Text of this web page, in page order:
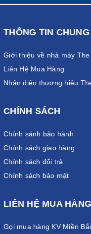
THÔNG TIN CHUNG
Giới thiệu về nhà máy The
Liên Hệ Mua Hàng
Nhận diện thương hiệu
CHÍNH SÁCH
Chính sánh bảo hành
Chính sách giao hàng
Chính sách đổi trả
Chính sách bảo mật
LIÊN HỆ MUA HÀNG
Gọi mua hàng KV Miền